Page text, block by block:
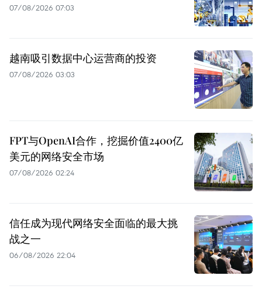
07/08/2026 07:03
越南吸引数据中心运营商的投资
07/08/2026 03:03
FPT与OpenAI合作，挖掘价值2400亿
美元的网络安全市场
07/08/2026 02:24
信任成为现代网络安全面临的最大挑
战之一
06/08/2026 22:04